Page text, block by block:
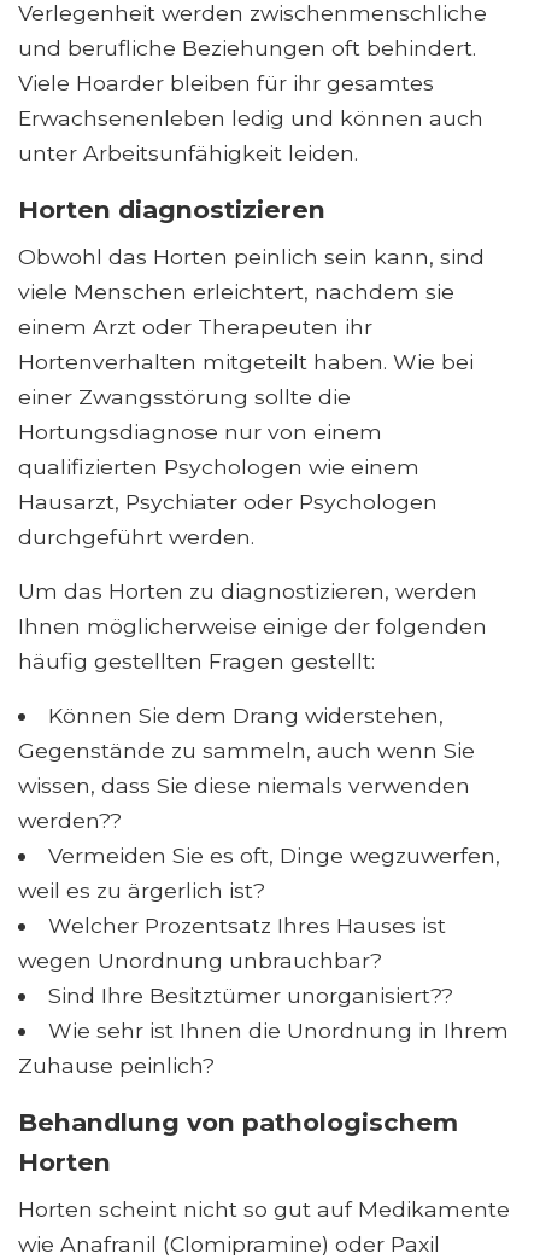
Verlegenheit werden zwischenmenschliche
und berufliche Beziehungen oft behindert.
Viele Hoarder bleiben für ihr gesamtes
Erwachsenenleben ledig und können auch
unter Arbeitsunfähigkeit leiden.
Horten diagnostizieren
Obwohl das Horten peinlich sein kann, sind
viele Menschen erleichtert, nachdem sie
einem Arzt oder Therapeuten ihr
Hortenverhalten mitgeteilt haben. Wie bei
einer Zwangsstörung sollte die
Hortungsdiagnose nur von einem
qualifizierten Psychologen wie einem
Hausarzt, Psychiater oder Psychologen
durchgeführt werden.
Um das Horten zu diagnostizieren, werden
Ihnen möglicherweise einige der folgenden
häufig gestellten Fragen gestellt:
Können Sie dem Drang widerstehen,
Gegenstände zu sammeln, auch wenn Sie
wissen, dass Sie diese niemals verwenden
werden??
Vermeiden Sie es oft, Dinge wegzuwerfen,
weil es zu ärgerlich ist?
Welcher Prozentsatz Ihres Hauses ist
wegen Unordnung unbrauchbar?
Sind Ihre Besitztümer unorganisiert??
Wie sehr ist Ihnen die Unordnung in Ihrem
Zuhause peinlich?
Behandlung von pathologischem
Horten
Horten scheint nicht so gut auf Medikamente
wie Anafranil (Clomipramine) oder Paxil